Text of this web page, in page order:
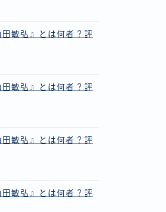
敏弘』とは何者？評
敏弘』とは何者？評
敏弘』とは何者？評
敏弘』とは何者？評